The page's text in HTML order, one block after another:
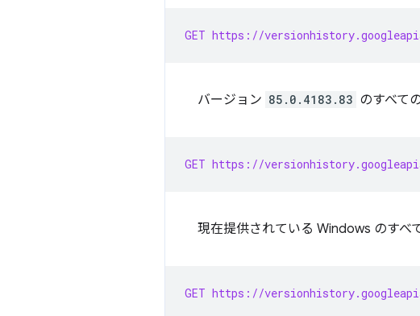
GET https://
バージョン 85.0.4183.83 のすべて
GET https://
現在提供されている Windows のすべ
GET https://